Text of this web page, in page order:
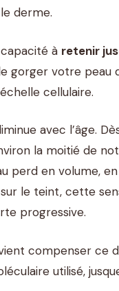
derme.
à retenir
gorger votre peau
cellulaire.
avec l’âge.
la moitié de
perd en volume,
le teint, cette
progressive.
compenser ce
utilisé,